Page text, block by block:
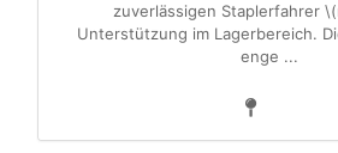
zuverlässigen Staplerfahrer
Unterstützung im Lagerbereich.
enge ...